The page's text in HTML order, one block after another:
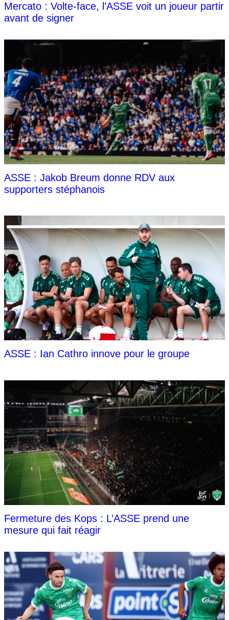
Mercato : Volte-face, l’ASSE voit un joueur partir
avant de signer
ASSE : Jakob Breum donne RDV aux
supporters stéphanois
ASSE : Ian Cathro innove pour le groupe
Fermeture des Kops : L’ASSE prend une
mesure qui fait réagir